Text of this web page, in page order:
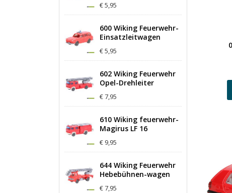
€ 5,95
600 Wiking Feuerwehr-
Einsatzleitwagen
€ 5,95
602 Wiking Feuerwehr
Opel-Drehleiter
€ 7,95
610 Wiking feuerwehr-
Magirus LF 16
€ 9,95
644 Wiking Feuerwehr
Hebebühnen-wagen
€ 7,95